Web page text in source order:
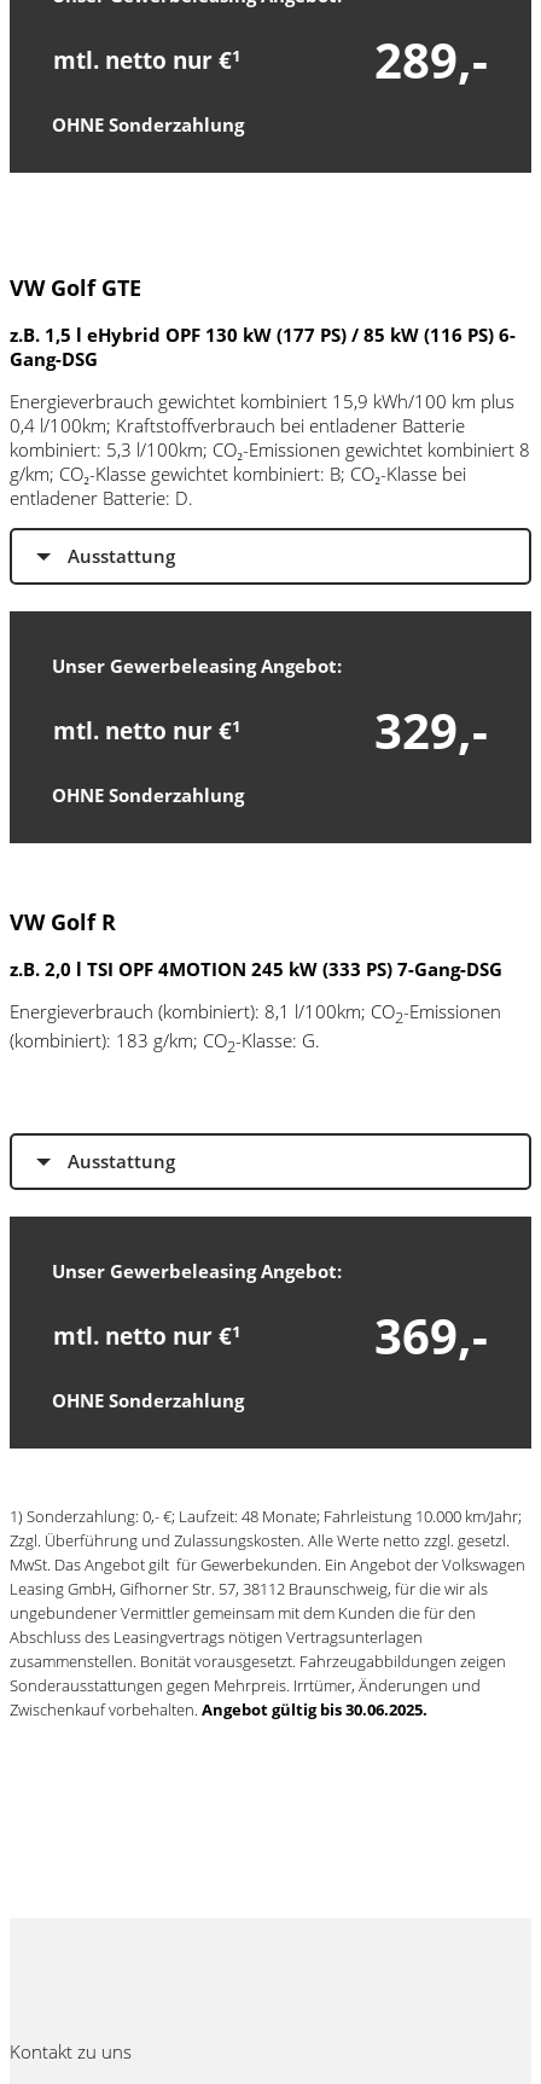
mtl. netto nur €1 289,-
OHNE Sonderzahlung
VW Golf GTE
z.B. 1,5 l eHybrid OPF 130 kW (177 PS) / 85 kW (116 PS) 6-
Gang-DSG
Energieverbrauch gewichtet kombiniert 15,9 kWh/100 km plus
0,4 l/100km; Kraftstoffverbrauch bei entladener Batterie
kombiniert: 5,3 l/100km; CO₂-Emissionen gewichtet kombiniert 8
g/km; CO₂-Klasse gewichtet kombiniert: B; CO₂-Klasse bei
entladener Batterie: D.
Ausstattung
Unser Gewerbeleasing Angebot:
mtl. netto nur €1 329,-
OHNE Sonderzahlung
VW Golf R
z.B. 2,0 l TSI OPF 4MOTION 245 kW (333 PS) 7-Gang-DSG
Energieverbrauch (kombiniert): 8,1 l/100km; CO2-Emissionen
(kombiniert): 183 g/km; CO2-Klasse: G.
Ausstattung
Unser Gewerbeleasing Angebot:
mtl. netto nur €1 369,-
OHNE Sonderzahlung
1) Sonderzahlung: 0,- €; Laufzeit: 48 Monate; Fahrleistung 10.000 km/Jahr;
Zzgl. Überführung und Zulassungskosten. Alle Werte netto zzgl. gesetzl.
MwSt. Das Angebot gilt für Gewerbekunden. Ein Angebot der Volkswagen
Leasing GmbH, Gifhorner Str. 57, 38112 Braunschweig, für die wir als
ungebundener Vermittler gemeinsam mit dem Kunden die für den
Abschluss des Leasingvertrags nötigen Vertragsunterlagen
zusammenstellen. Bonität vorausgesetzt. Fahrzeugabbildungen zeigen
Sonderausstattungen gegen Mehrpreis. Irrtümer, Änderungen und
Zwischenkauf vorbehalten. Angebot gültig bis 30.06.2025.
Kontakt zu uns